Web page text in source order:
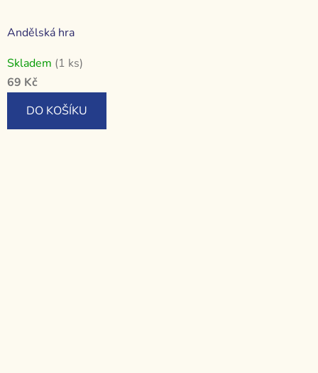
Andělská hra
Skladem (1 ks)
69 Kč
DO KOŠÍKU